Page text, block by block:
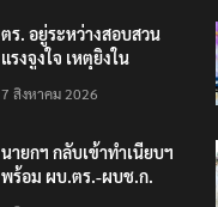
ตร. อยู่ระหว่างสอบสวน
แรงจูงใจ เหตุยิงใน
นนทบุรี พบเด็กก่อเหตุ
7 สิงหาคม 2026
นายกฯ กลับเข้าทำเนียบฯ
พร้อม ผบ.ตร.-ผบช.ก.